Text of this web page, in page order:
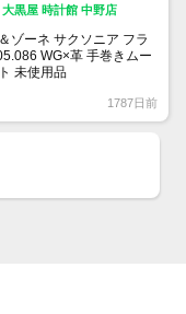
大黒屋 時計館 中野店
ゾーネ サクソニア フラ
WG×革 手巻きムー
未使用品
なっております。1787日前